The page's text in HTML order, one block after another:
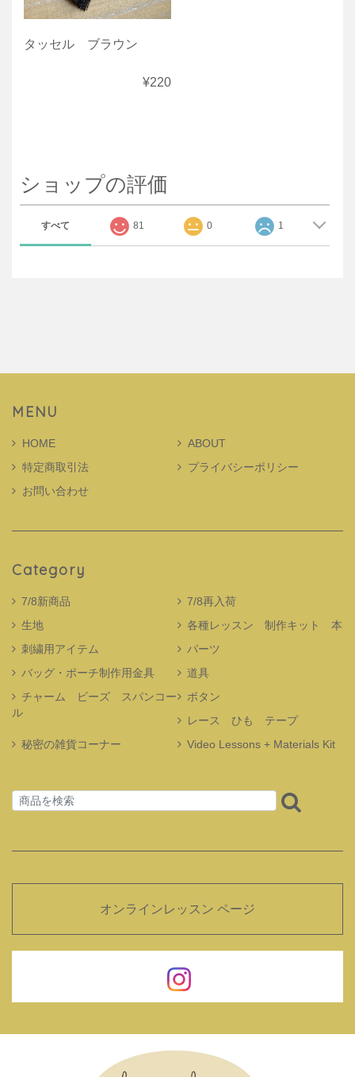
タッセル ブラウン
¥220
ショップの評価
すべて 81 0 1
MENU
HOME
ABOUT
特定商取引法
プライバシーポリシー
お問い合わせ
Category
7/8新商品
7/8再入荷
生地
各種レッスン 制作キット 本
刺繍用アイテム
パーツ
バッグ・ポーチ制作用金具
道具
チャーム ビーズ スパンコー
ル
ボタン
レース ひも テープ
秘密の雑貨コーナー
Video Lessons + Materials Kit
オンラインレッスン ページ